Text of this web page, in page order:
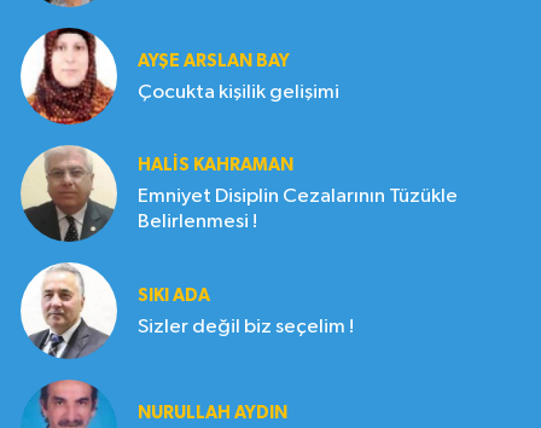
AYŞE ARSLAN BAY
Çocukta kişilik gelişimi
HALIS KAHRAMAN
Emniyet Disiplin Cezalarının Tüzükle
Belirlenmesi !
SIKI ADA
Sizler değil biz seçelim !
NURULLAH AYDIN